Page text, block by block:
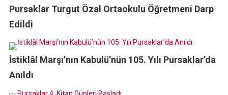
Pursaklar Turgut Özal Ortaokulu Öğretmeni Darp
Edildi
İstiklâl Marşı’nın Kabulü’nün 105. Yılı Pursaklar’da
Anıldı